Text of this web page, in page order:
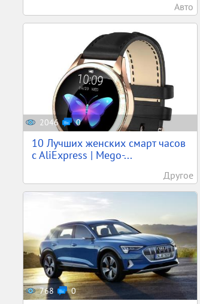
Авто
2046 0
10 Лучших женских смарт часов
c AliExpress | Mego-...
Другое
768 0